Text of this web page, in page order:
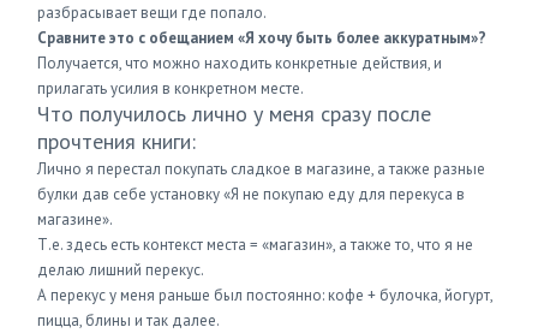
разбрасывает вещи где попало.
Сравните это с обещанием «Я хочу быть более аккуратным»?
Получается, что можно находить конкретные действия, и
прилагать усилия в конкретном месте.
Что получилось лично у меня сразу после
прочтения книги:
Лично я перестал покупать сладкое в магазине, а также разные
булки дав себе установку «Я не покупаю еду для перекуса в
магазине».
Т.е. здесь есть контекст места = «магазин», а также то, что я не
делаю лишний перекус.
А перекус у меня раньше был постоянно: кофе + булочка, йогурт,
пицца, блины и так далее.